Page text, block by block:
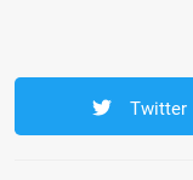
Twitter